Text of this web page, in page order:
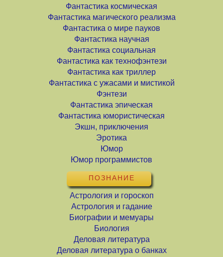
Фантастика космическая
Фантастика магического реализма
Фантастика о мире пауков
Фантастика научная
Фантастика социальная
Фантастика как технофэнтези
Фантастика как триллер
Фантастика с ужасами и мистикой
Фэнтези
Фантастика эпическая
Фантастика юмористическая
Экшн, приключения
Эротика
Юмор
Юмор программистов
ПОЗНАНИЕ
Астрология и гороскоп
Астрология и гадание
Биографии и мемуары
Биология
Деловая литература
Деловая литература о банках